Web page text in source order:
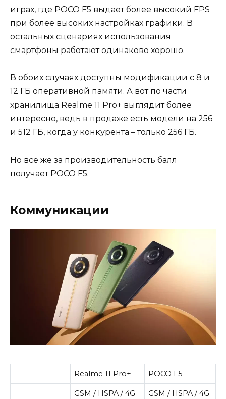
играх, где POCO F5 выдает более высокий FPS
при более высоких настройках графики. В
остальных сценариях использования
смартфоны работают одинаково хорошо.
В обоих случаях доступны модификации с 8 и
12 ГБ оперативной памяти. А вот по части
хранилища Realme 11 Pro+ выглядит более
интересно, ведь в продаже есть модели на 256
и 512 ГБ, когда у конкурента – только 256 ГБ.
Но все же за производительность балл
получает POCO F5.
Коммуникации
Realme 11 Pro+ POCO F5
GSM / HSPA / 4G
GSM / HSPA / 4G